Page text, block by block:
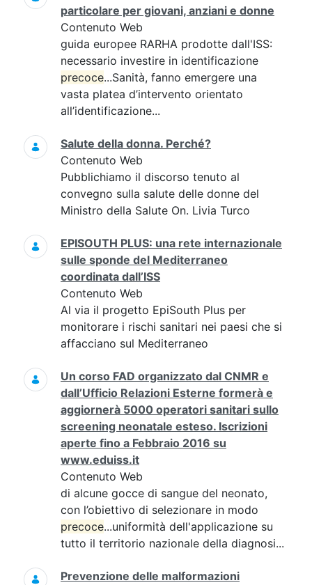
particolare per giovani, anziani e donne
Contenuto Web
guida europee RARHA prodotte dall'ISS:
necessario investire in identificazione
precoce...Sanità, fanno emergere una
vasta platea d’intervento orientato
all’identificazione...
Salute della donna. Perché?
Contenuto Web
Pubblichiamo il discorso tenuto al
convegno sulla salute delle donne del
Ministro della Salute On. Livia Turco
EPISOUTH PLUS: una rete internazionale
sulle sponde del Mediterraneo
coordinata dall’ISS
Contenuto Web
Al via il progetto EpiSouth Plus per
monitorare i rischi sanitari nei paesi che si
affacciano sul Mediterraneo
Un corso FAD organizzato dal CNMR e
dall’Ufficio Relazioni Esterne formerà e
aggiornerà 5000 operatori sanitari sullo
screening neonatale esteso. Iscrizioni
aperte fino a Febbraio 2016 su
www.eduiss.it
Contenuto Web
di alcune gocce di sangue del neonato,
con l’obiettivo di selezionare in modo
precoce...uniformità dell'applicazione su
tutto il territorio nazionale della diagnosi...
Prevenzione delle malformazioni